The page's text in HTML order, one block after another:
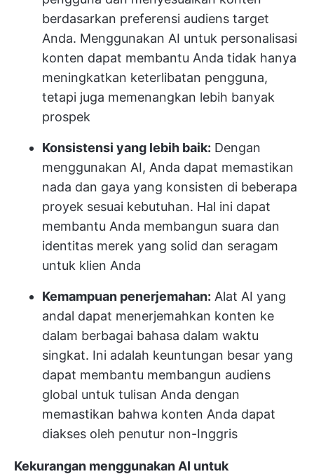
berdasarkan preferensi audiens target
Anda. Menggunakan AI untuk personalisasi
konten dapat membantu Anda tidak hanya
meningkatkan keterlibatan pengguna,
tetapi juga memenangkan lebih banyak
prospek
Konsistensi yang lebih baik: Dengan
menggunakan AI, Anda dapat memastikan
nada dan gaya yang konsisten di beberapa
proyek sesuai kebutuhan. Hal ini dapat
membantu Anda membangun suara dan
identitas merek yang solid dan seragam
untuk klien Anda
Kemampuan penerjemahan: Alat AI yang
andal dapat menerjemahkan konten ke
dalam berbagai bahasa dalam waktu
singkat. Ini adalah keuntungan besar yang
dapat membantu membangun audiens
global untuk tulisan Anda dengan
memastikan bahwa konten Anda dapat
diakses oleh penutur non-Inggris
Kekurangan menggunakan AI untuk